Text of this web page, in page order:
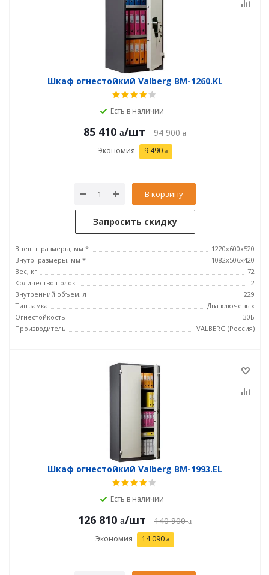
Шкаф огнестойкий Valberg BM-1260.KL
Есть в наличии
85 410 /шт 94 900
Экономия 9 490
В корзину
Запросить скидку
Внешн. размеры, мм *
1220x600x520
Внутр. размеры, мм *
1082x506x420
Вес, кг
72
Количество полок
2
Внутренний объем, л
229
Тип замка
Два ключевых
Огнестойкость
30Б
Производитель
VALBERG (Россия)
Шкаф огнестойкий Valberg BM-1993.EL
Есть в наличии
126 810 /шт 140 900
Экономия 14 090